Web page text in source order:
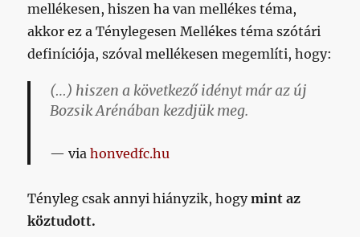
mellékesen, hiszen ha van mellékes téma,
akkor ez a Ténylegesen Mellékes téma szótári
definíciója, szóval mellékesen megemlíti, hogy:
(…) hiszen a következő idényt már az új
Bozsik Arénában kezdjük meg.
viahonvedfc.hu
Tényleg csak annyi hiányzik, hogymint az
köztudott.